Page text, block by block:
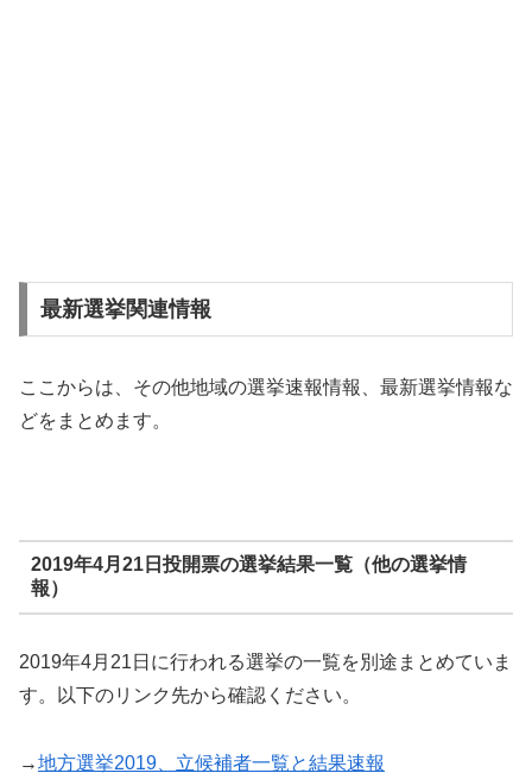
最新選挙関連情報
ここからは、その他地域の選挙速報情報、最新選挙情報な
どをまとめます。
2019年4月21日投開票の選挙結果一覧（他の選挙情
報）
2019年4月21日に行われる選挙の一覧を別途まとめていま
す。以下のリンク先から確認ください。
→地方選挙2019、立候補者一覧と結果速報